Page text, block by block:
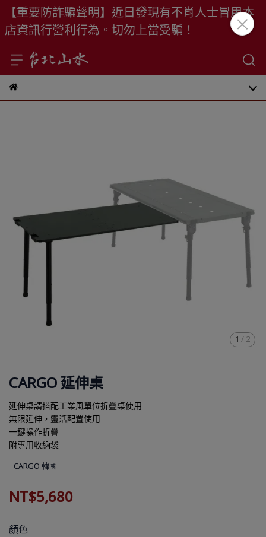
【重要防詐騙聲明】近日發現有不肖人士冒用本
店資訊行營利行為。切勿上當受騙！
1 / 2
CARGO 延伸桌
延伸桌請搭配工業風單位折疊桌使用
無限延伸，靈活配置使用
一鍵操作折疊
附專用收納袋
CARGO 韓國
NT$5,680
顏色